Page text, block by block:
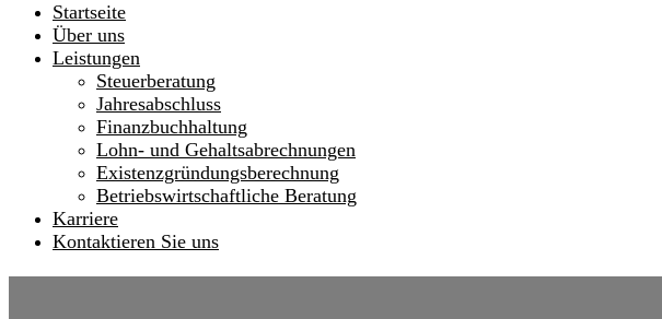
Startseite
Über uns
Leistungen
Steuerberatung
Jahresabschluss
Finanzbuchhaltung
Lohn- und Gehaltsabrechnungen
Existenzgründungsberechnung
Betriebswirtschaftliche Beratung
Karriere
Kontaktieren Sie uns